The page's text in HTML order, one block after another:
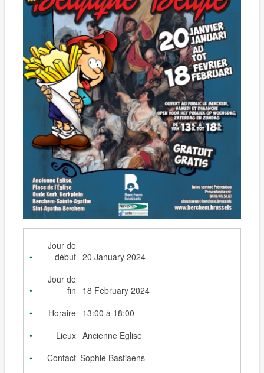
Jour de
début 20 January 2024
Jour de
fin
18 February 2024
Horaire 13:00 à 18:00
Lieux Ancienne Eglise
Contact Sophie Bastiaens